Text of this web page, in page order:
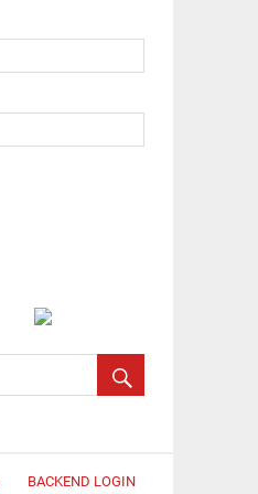
BACKEND LOGIN